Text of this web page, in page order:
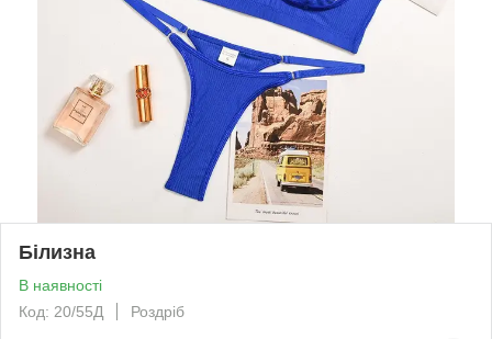
Білизна
В наявності
Код: 20/55Д
Роздріб